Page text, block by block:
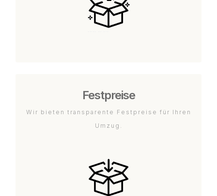
Festpreise
Wir bieten transparente Festpreise für Ihren
Umzug.